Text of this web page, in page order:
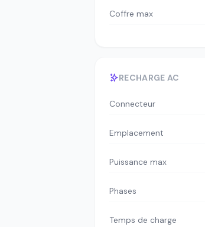
Coffre max
RECHARGE AC
Connecteur
Emplacement
Puissance max
Phases
Temps de charge